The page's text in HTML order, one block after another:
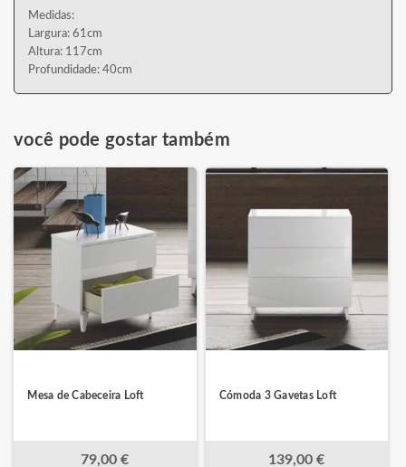
Medidas:
Largura: 61cm
Altura: 117cm
Profundidade: 40cm
você pode gostar também
Mesa de Cabeceira Loft
79,00 €
Cómoda 3 Gavetas Loft
139,00 €